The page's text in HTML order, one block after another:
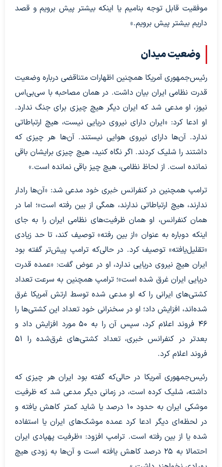
موفقیت قابل توجه بنامیم یا اینکه بیشتر پیش برویم و قصد
داریم بیشتر پیش برویم.»
وضعیت میدان
رئیس‌جمهوری آمریکا همچنین اظهارات متناقضی درباره وضعیت
قدرت نظامی ایران بیان داشت. در همان مصاحبه با سی‌بی‌اس
نیوز، او مدعی شد که ایران دیگر هیچ چیزی برای جنگ ندارد.
او ادعا کرد: «ایران دارای نیروی دریایی نیست، هیچ ارتباطاتی
ندارد. آن‌ها دارای نیروی هوایی نیستند. آن‌ها هر چیزی که
داشتند را شلیک کردند. اگر نگاه کنید، هیچ چیزی برایشان باقی
نمانده است. از لحاظ نظامی، هیچ چیز باقی نمانده است.»
ترامپ همچنین در کنفرانس خبری خود مدعی شد: «آن‌ها رادار
ندارند، هیچ ارتباطاتی ندارند، همگی از بین رفته است»؛ اما در
همان کنفرانس، او همان ظرفیت‌های نظامی ایران را به جای
اینکه دوباره به عنوان «از بین رفته» توصیف کند، تا حد زیادی
«تقلیل‌یافته» توصیف کرد. در حالی‌که ترامپ پیش‌تر گفته بود
ایران هیچ نیروی دریایی ندارد، او در عوض گفت: «عمده قدرت
دریایی ایران غرق شده است»؛ ترامپ همچنین به سرعت تعداد
کشتی‌های ایرانی را که او مدعی شده توسط ارتش آمریکا غرق
شده‌‎اند، افزایش داد؛ او در سخنرانی خود تعداد این کشتی‌ها را
46 فروند اعلام کرد، سپس آن را به 50 مورد افزایش داد و
بعدتر در کنفرانس خبری، تعداد کشتی‌های غرق‌شده را 51
فروند اعلام کرد.
رئیس‌جمهوری آمریکا در حالی‌که گفته بود ایران هر چیزی که
داشته، شلیک کرده است، در زمانی دیگر مدعی شد که ظرفیت
موشکی ایران به حدود 10 درصد یا شاید کمتر کاهش یافته و
در لحظه‌ای دیگر ادعا کرد عمده موشک‌های ایران یا استفاده
شده یا از بین رفته است. ترامپ افزود: «ظرفیت پهپادی ایران
احتمالا به 25 درصد کاهش یافته است و آن‌ها به زودی هیچ